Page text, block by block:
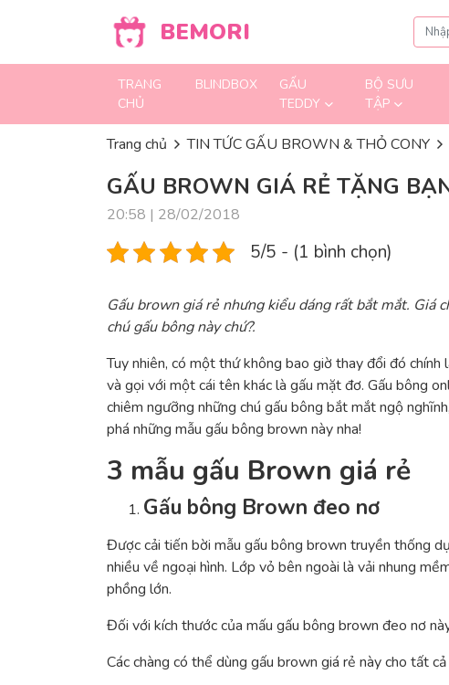
BEMORI
TRANG
CHỦ
BLINDBOX
GẤU
TEDDY
BỘ SƯU
TẬP
Trang chủ TIN TỨC GẤU BROWN & THỎ CONY
GẤU BROWN GIÁ RẺ TẶNG
20:58 | 28/02/2018
5/5 - (1 bình chọn)
Gấu brown giá rẻ nhưng kiểu dáng rất bắt mắt. Giá
chú gấu bông này chứ?.
Tuy nhiên, có một thứ không bao giờ thay đổi đó
và gọi với một cái tên khác là gấu mặt đơ. Gấu bông
chiêm ngưỡng những chú gấu bông bắt mắt ngộ
phá những mẫu gấu bông brown này nha!
3 mẫu gấu Brown giá rẻ
Gấu bông Brown đeo nơ
Được cải tiến bời mẫu gấu bông brown truyền thống
nhiều về ngoại hình. Lớp vỏ bên ngoài là vải nhung
phồng lớn.
Đối với kích thước của mấu gấu bông brown đeo nơ
Các chàng có thể dùng gấu brown giá rẻ này cho tất